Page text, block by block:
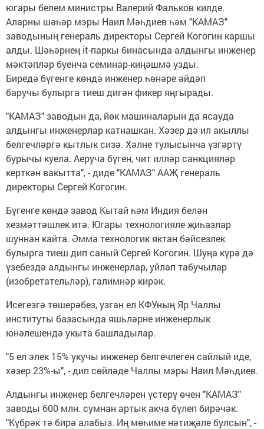
югары белем министры Валерий Фальков килде.
Аларны шәһәр мэры Наил Мәһдиев һәм "КАМАЗ"
заводының генераль директоры Сергей Когогин каршы
алды. Шәһәрнең it-паркы бинасында алдынгы инженер
мәктәпләр буенча семинар-киңәшмә узды.
Биредә бүгенге көндә инженер һөнәре әйдәп
баручы булырга тиеш дигән фикер яңгырады.
"КАМАЗ" заводын да, йөк машиналарын да ясауда
алдынгы инженерлар катнашкан. Хәзер дә ил акыллы
белгечләргә кытлык сизә. Хәлне тулысынча үзгәртү
бурычы куела. Аеруча бүген, чит илләр санкцияләр
керткән вакытта", - диде "КАМАЗ" ААҖ генераль
директоры Сергей Когогин.
Бүгенге көндә завод Кытай һәм Индия белән
хезмәттәшлек итә. Югары технологияле җиһазлар
шуннан кайта. Әмма технологик яктан бәйсезлек
булырга тиеш дип саный Сергей Когогин. Шуңа күрә дә
үзебездә алдынгы инженерлар, уйлап табучылар
(изобретательләр), галимнәр кирәк.
Исегезгә төшерәбез, узган ел КФУның Яр Чаллы
институты базасында яшьләрне инженерлык
юнәлешендә укыта башладылар.
"5 ел элек 15% укучы инженер белгечлеген сайлый иде,
хәзер 23%-ы", - дип сөйләде Чаллы мэры Наил Мәһдиев.
Алдынгы инженер белгечләрен үстерү өчен "КАМАЗ"
заводы 600 млн. сумнан артык акча бүлеп бирәчәк.
"Күбрәк тә бирә алабыз. Иң мөһиме нәтиҗәле булсын", -